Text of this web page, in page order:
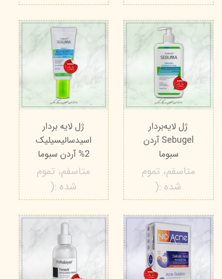
ژل لایه‌بردار
Sebugel آردن
سبوما
متاسفم، تموم
شده :(
ژل لایه بردار
اسیدسالیسیلیک
2% آردن سبوما
متاسفم، تموم
شده :(